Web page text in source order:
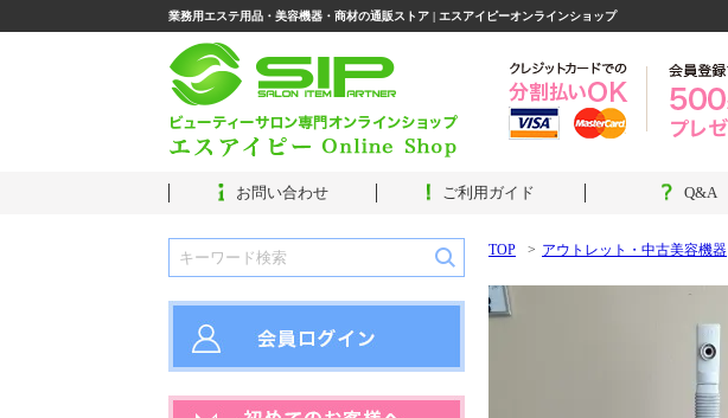
業務用エステ用品・美容機器・商材の通販ストア | エスアイピーオンラインショップ
お問い合わせ ご利用ガイド Q&A
TOP アウトレット・中古美容機器